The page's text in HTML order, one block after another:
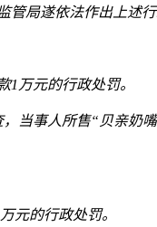
管局遂依法作出上述行
1万元的行政处罚。
当事人所售“贝亲奶
元的行政处罚。